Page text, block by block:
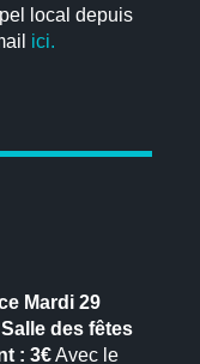
local depuis
ici.
Mardi 29
Salle des fêtes
: 3€Avec le